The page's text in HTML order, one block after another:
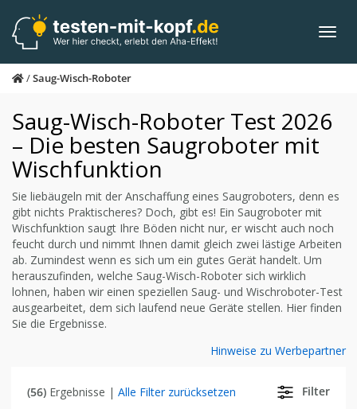
main
content
/Saug-Wisch-Roboter
Saug-Wisch-Roboter Test 2026
– Die besten Saugroboter mit
Wischfunktion
Sie liebäugeln mit der Anschaffung eines Saugroboters, denn es
gibt nichts Praktischeres? Doch, gibt es! Ein Saugroboter mit
Wischfunktion saugt Ihre Böden nicht nur, er wischt auch noch
feucht durch und nimmt Ihnen damit gleich zwei lästige Arbeiten
ab. Zumindest wenn es sich um ein gutes Gerät handelt. Um
herauszufinden, welche Saug-Wisch-Roboter sich wirklich
lohnen, haben wir einen speziellen Saug- und Wischroboter-Test
ausgearbeitet, dem sich laufend neue Geräte stellen. Hier finden
Sie die Ergebnisse.
Hinweise zu Werbepartner
(56) Ergebnisse | Alle Filter zurücksetzen Filter